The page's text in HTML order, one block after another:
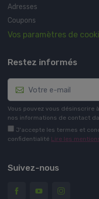
Adresses
Coupons
Vos paramètres de
Restez informés
Vous pouvez vous désinscrire
nos informations de contact
J'accepte les termes et
confidentialité Lire les
Suivez-nous